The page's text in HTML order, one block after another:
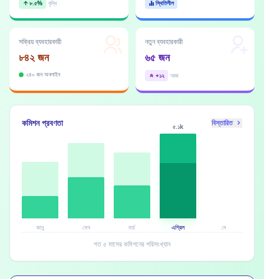
৮.৫% বৃদ্ধি স্থিতিশীল
সক্রিয় ব্যবহারকারী
৮৪২ জন
২৪০ জন অনলাইন
নতুন ব্যবহারকারী
৬৫ জন
+১২ আজ
কমিশন প্রবণতা বিস্তারিত
জানু ফেব মার্চ
৫.১k
এপ্রিল মে
গত ৫ মাসের কমিশনের পরিসংখ্যান